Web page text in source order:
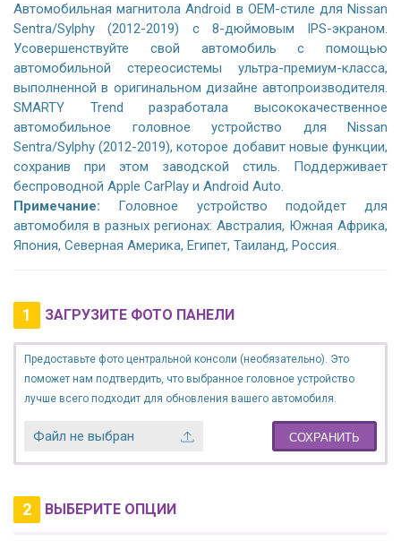
Автомобильная магнитола Android в OEM-стиле для Nissan
Sentra/Sylphy (2012-2019) с 8-дюймовым IPS-экраном.
Усовершенствуйте свой автомобиль с помощью
автомобильной стереосистемы ультра-премиум-класса,
выполненной в оригинальном дизайне автопроизводителя.
SMARTY Trend разработала высококачественное
автомобильное головное устройство для Nissan
Sentra/Sylphy (2012-2019), которое добавит новые функции,
сохранив при этом заводской стиль. Поддерживает
беспроводной Apple CarPlay и Android Auto.
Примечание: Головное устройство подойдет для
автомобиля в разных регионах: Австралия, Южная Африка,
Япония, Северная Америка, Египет, Таиланд, Россия.
1 ЗАГРУЗИТЕ ФОТО ПАНЕЛИ
Предоставьте фото центральной консоли (необязательно). Это
поможет нам подтвердить, что выбранное головное устройство
лучше всего подходит для обновления вашего автомобиля.
Файл не выбран СОХРАНИТЬ
2 ВЫБЕРИТЕ ОПЦИИ